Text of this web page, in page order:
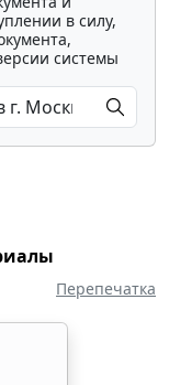
в силу,
системы
Перепечатка